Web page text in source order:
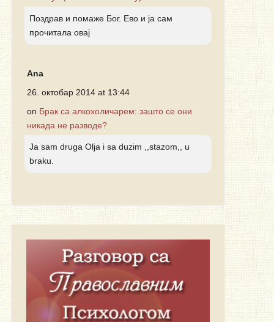
Поздрав и помаже Бог. Ево и ја сам
прочитала овај
Ana
26. октобар 2014 at 13:44
on Брак са алкохоличарем: зашто се они
никада не разводе?
Ja sam druga Olja i sa duzim ,,stazom,, u
braku.